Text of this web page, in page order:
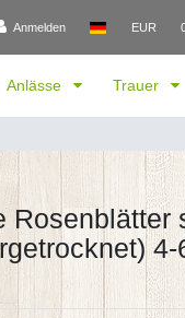
Anmelden EUR
Anlässe Trauer
Rosenblätter